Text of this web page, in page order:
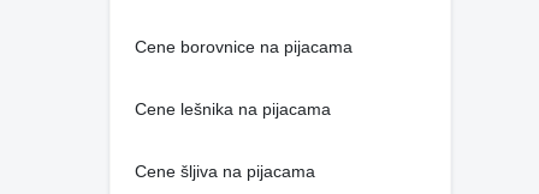
Cene borovnice na pijacama
Cene lešnika na pijacama
Cene šljiva na pijacama